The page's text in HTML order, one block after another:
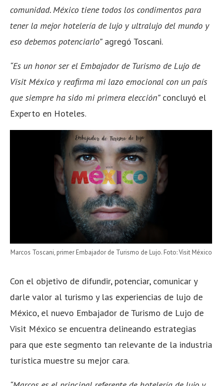
comunidad. México tiene todos los condimentos para
tener la mejor hotelería de lujo y ultralujo del mundo y
eso debemos potenciarlo”agregó Toscani.
“Es un honor ser el Embajador de Turismo de Lujo de
Visit México y reafirma mi lazo emocional con un país
que siempre ha sido mi primera elección”concluyó el
Experto en Hoteles.
Marcos Toscani, primer Embajador de Turismo de Lujo. Foto: Visit México
Con el objetivo de difundir, potenciar, comunicar y
darle valor al turismo y las experiencias de lujo de
México, el nuevo Embajador de Turismo de Lujo de
Visit México se encuentra delineando estrategias
para que este segmento tan relevante de la industria
turística muestre su mejor cara.